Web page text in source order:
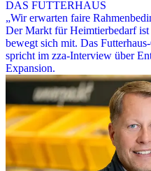
DAS FUTTERHAUS
„Wir erwarten faire
Der Markt für Heimtierbedarf
bewegt sich mit. Das
spricht im zza-Interview über
Expansion.